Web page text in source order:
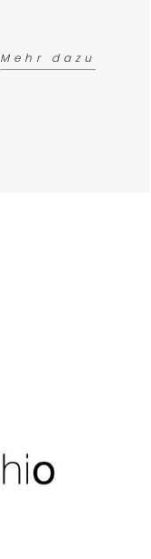
Mehr dazu